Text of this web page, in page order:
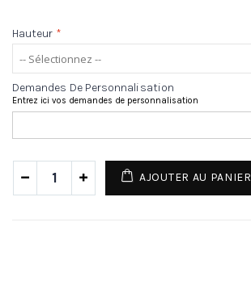
Hauteur *
Demandes De Personnalisation
Entrez ici vos demandes de personnalisation
AJOUTER AU PANIER